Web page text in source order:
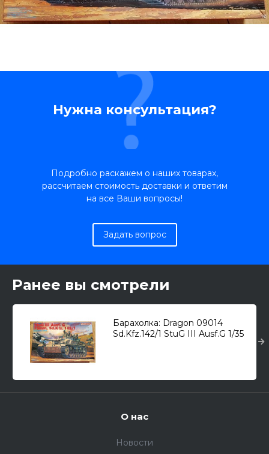
Нужна консультация?
Подробно раскажем о наших товарах,
рассчитаем стоимость доставки и ответим
на все Ваши вопросы!
Задать вопрос
Ранее вы смотрели
Барахолка: Dragon 09014
Sd.Kfz.142/1 StuG III Ausf.G 1/35
О нас
Новости